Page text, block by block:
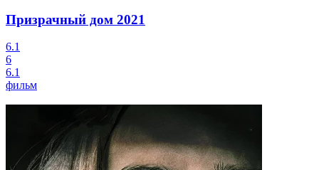
Призрачный дом 2021
6.1
6
6.1
фильм